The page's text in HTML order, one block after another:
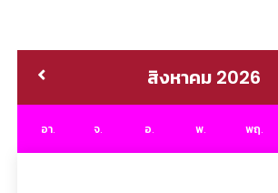
สิงหาคม 2026
อา. จ. อ. พ. พฤ.